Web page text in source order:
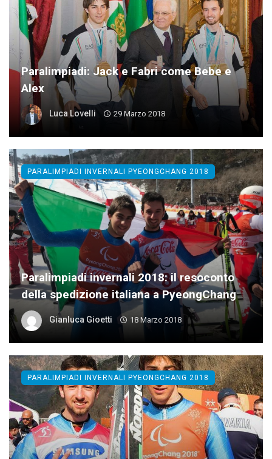
Paralimpiadi: Jack e Fabri come Bebe e
Alex
Luca Lovelli 29 Marzo 2018
Paralimpiadi invernali 2018: il resoconto
della spedizione italiana a PyeongChang
Gianluca Gioetti 18 Marzo 2018
PARALIMPIADI INVERNALI PYEONGCHANG 2018
PARALIMPIADI INVERNALI PYEONGCHANG 2018